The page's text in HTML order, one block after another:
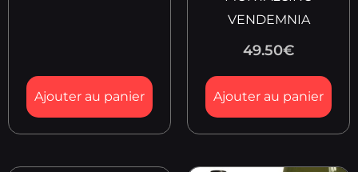
Ajouter au panier
VENDEMNIA
49.50€
Ajouter au panier